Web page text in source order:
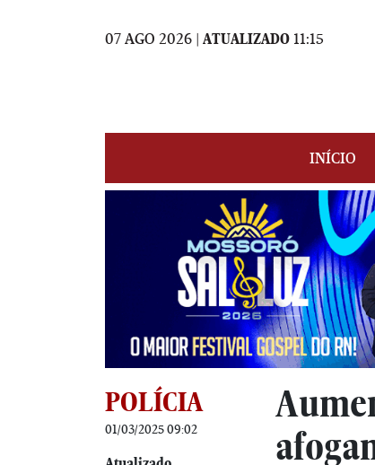
07 AGO 2026 | ATUALIZADO 11:15
INÍCIO
POLÍCIA
01/03/2025 09:02